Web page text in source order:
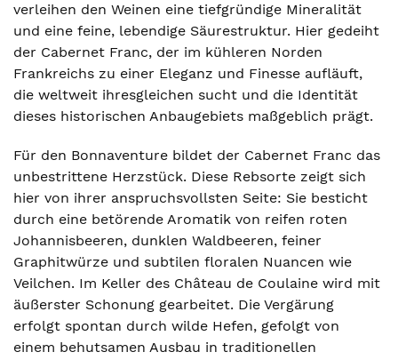
verleihen den Weinen eine tiefgründige Mineralität
und eine feine, lebendige Säurestruktur. Hier gedeiht
der Cabernet Franc, der im kühleren Norden
Frankreichs zu einer Eleganz und Finesse aufläuft,
die weltweit ihresgleichen sucht und die Identität
dieses historischen Anbaugebiets maßgeblich prägt.
Für den Bonnaventure bildet der Cabernet Franc das
unbestrittene Herzstück. Diese Rebsorte zeigt sich
hier von ihrer anspruchsvollsten Seite: Sie besticht
durch eine betörende Aromatik von reifen roten
Johannisbeeren, dunklen Waldbeeren, feiner
Graphitwürze und subtilen floralen Nuancen wie
Veilchen. Im Keller des Château de Coulaine wird mit
äußerster Schonung gearbeitet. Die Vergärung
erfolgt spontan durch wilde Hefen, gefolgt von
einem behutsamen Ausbau in traditionellen